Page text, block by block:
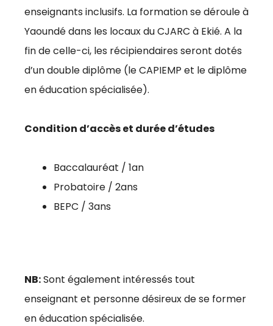
enseignants inclusifs. La formation se déroule à
Yaoundé dans les locaux du CJARC à Ekié. A la
fin de celle-ci, les récipiendaires seront dotés
d’un double diplôme (le CAPIEMP et le diplôme
en éducation spécialisée).
Condition d’accès et durée d’études
Baccalauréat / 1an
Probatoire / 2ans
BEPC / 3ans
NB:Sont également intéressés tout
enseignant et personne désireux de se former
en éducation spécialisée.